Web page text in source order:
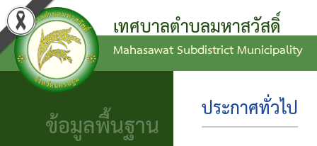
ข่าว
ประกาศ
ข้อ
งบ
ประวัติ
เป็นมา
เทศบาลตำบลมหาสวัสดิ์
Mahasawat Subdistrict Municipality
ข้อมูลพื้นฐาน ประกาศทั่วไป